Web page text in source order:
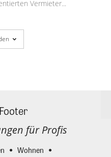
Vermieter...
für Profis
Wohnen